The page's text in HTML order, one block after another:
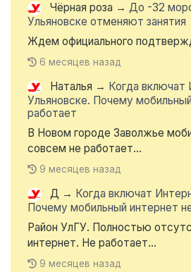
Чёрная роза → До -32
Ульяновске отменяют занятия
Ждем официального
6 месяцев назад
Наталья → Когда включат
Ульяновске. Почему
работает
В Новом городе Заволжье
совсем не работает...
9 месяцев назад
Д → Когда включат
Почему мобильный интернет
Район УлГУ. Полностью
интернет. Не работает...
9 месяцев назад